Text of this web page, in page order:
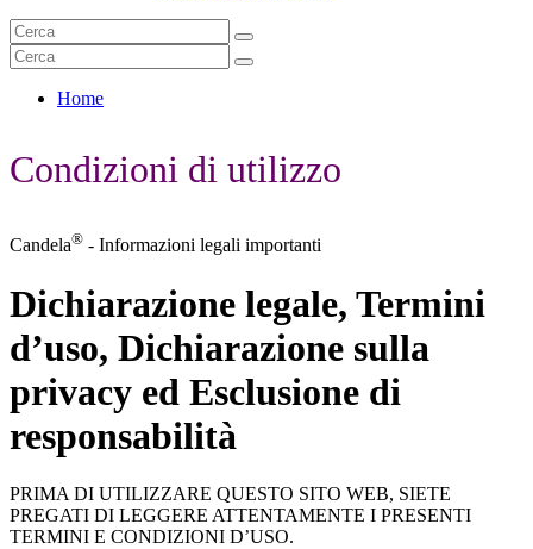
Home
Condizioni di utilizzo
Candela® - Informazioni legali importanti
Dichiarazione legale, Termini
d’uso, Dichiarazione sulla
privacy ed Esclusione di
responsabilità
PRIMA DI UTILIZZARE QUESTO SITO WEB, SIETE
PREGATI DI LEGGERE ATTENTAMENTE I PRESENTI
TERMINI E CONDIZIONI D’USO.